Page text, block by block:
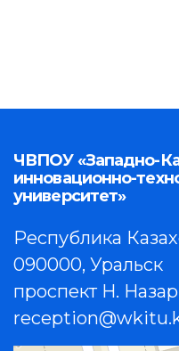
ЧВПОУ «Западно-
инновационно-
университет»
Республика
090000, Уральск
проспект Н.